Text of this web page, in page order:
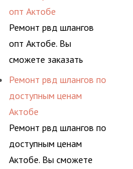
гидросистем Вашего
основе либо на
условиях
долговременного
комплексного
гидросистем Вашего
предприятия.
опт Актобе
Ремонт рвд шлангов
опт Актобе. Вы
сможете заказать
сервис РВД на разовой
основе либо на
условиях
долговременного
комплексного
обслуживания
Ремонт рвд шлангов по
доступным ценам
Актобе
Ремонт рвд шлангов по
доступным ценам
Актобе. Вы сможете